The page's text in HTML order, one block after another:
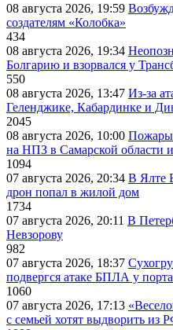
08 августа 2026, 19:59
создателям «Колобка»
434
08 августа 2026, 19:34
Болгарию и взорвался у
550
08 августа 2026, 13:47 Из-за
Геленджике, Кабардинке и
2045
08 августа 2026, 10:00 Пожары
на НПЗ в Самарской области
1094
07 августа 2026, 20:34 В Ялте
дрон попал в жилой дом
1734
07 августа 2026, 20:11 В
Невзорову
982
07 августа 2026, 18:37
подвергся атаке БПЛА у
1060
07 августа 2026, 17:13
с семьей хотят выдворить из